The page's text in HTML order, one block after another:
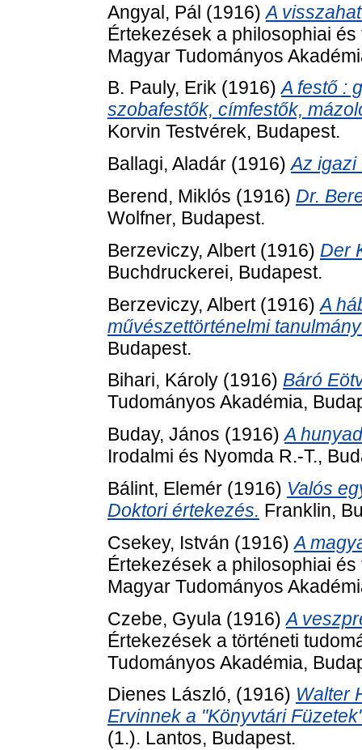
Angyal, Pál (1916)A
Értekezések a philosophiai
Magyar Tudományos
B. Pauly, Erik (1916)A festő :
szobafestők, címfestők,
Korvin Testvérek, Budapest.
Ballagi, Aladár (1916)Az igazi
Berend, Miklós (1916) Dr.
Wolfner, Budapest.
Berzeviczy, Albert(1916) Der
Buchdruckerei, Budapest.
Berzeviczy, Albert(1916)A
művészettörténelmi
Budapest.
Bihari, Károly (1916) Báró
Tudományos Akadémia,
Buday, János (1916)A
Irodalmi és Nyomda R.-T.,
Bálint, Elemér (1916) Valós
Doktori értekezés. Franklin,
Csekey, István (1916)A
Értekezések a philosophiai
Magyar Tudományos
Czebe, Gyula (1916)A
Értekezések a történeti
Tudományos Akadémia,
Dienes László, (1916) Walter
Ervinnek a "Könyvtári
(1.). Lantos, Budapest.